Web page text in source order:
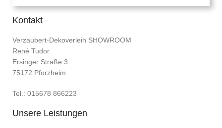
Kontakt
Verzaubert-Dekoverleih SHOWROOM
René Tudor
Ersinger Straße 3
75172 Pforzheim
Tel.: 015678 866223
Unsere Leistungen